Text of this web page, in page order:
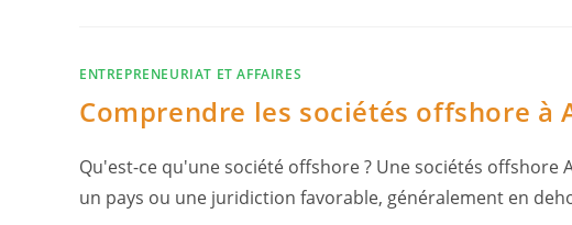
ENTREPRENEURIAT ET AFFAIRES
Comprendre les sociétés offshore à
Qu'est-ce qu'une société offshore ? Une sociétés
un pays ou une juridiction favorable, généralement en